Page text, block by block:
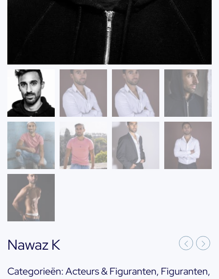
Nawaz K
Categorieën:Acteurs & Figuranten, Figuranten,